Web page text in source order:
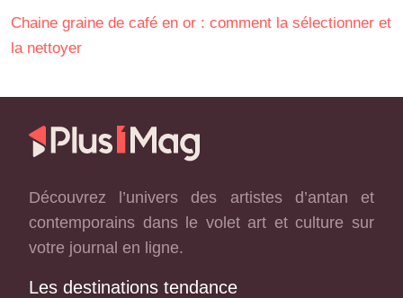
Chaine graine de café en or : comment la sélectionner et
la nettoyer
Découvrez l’univers des artistes d’antan et
contemporains dans le volet art et culture sur
votre journal en ligne.
Les destinations tendance